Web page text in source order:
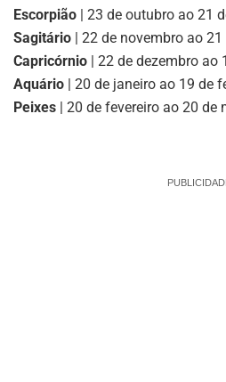
Escorpião | 23 de outubro ao 21
Sagitário | 22 de novembro ao 21
Capricórnio | 22 de dezembro ao
Aquário | 20 de janeiro ao 19 de
Peixes | 20 de fevereiro ao 20 de